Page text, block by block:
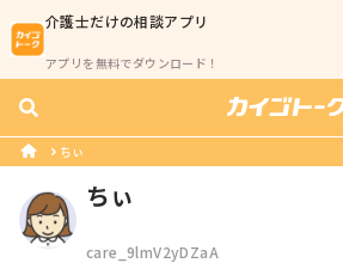
介護士だけの相談アプリ
アプリを無料でダウンロード！
ちぃ
ちぃ
care_9lmV2yDZaA